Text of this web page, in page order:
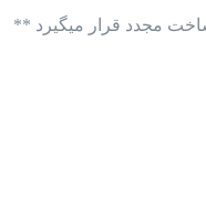
مجدد قرار میگیرد **